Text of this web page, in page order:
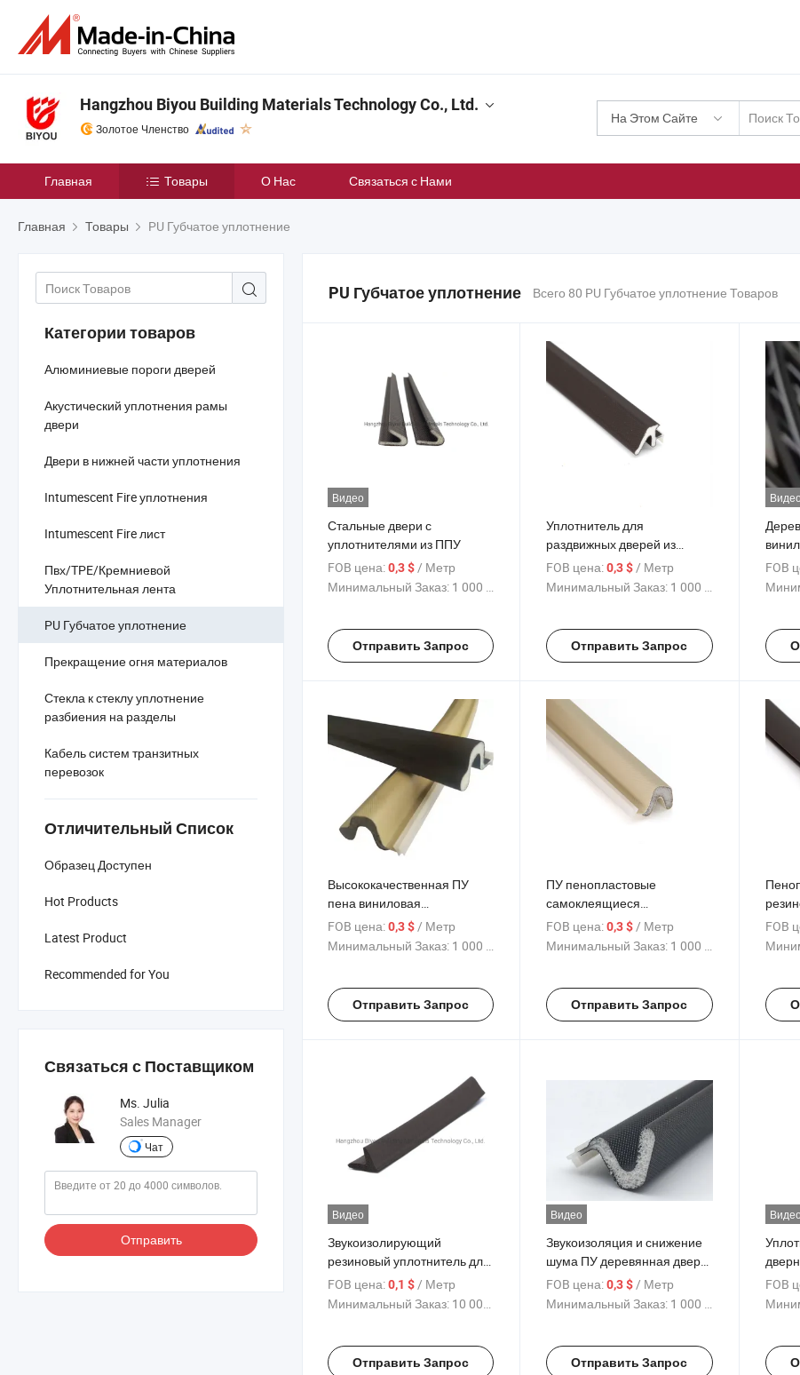
На Этом Сайте
Hangzhou Biyou Building Materials Technology Co., Ltd.
Золотое Членство
Главная Товары О Нас Связаться с Нами
Главная Товары PU Губчатое уплотнение
Категории товаров
Алюминиевые пороги дверей
Акустический уплотнения рамы
двери
Двери в нижней части уплотнения
Intumescent Fire уплотнения
Intumescent Fire лист
Пвх/TPE/Кремниевой
Уплотнительная лента
PU Губчатое уплотнение
Прекращение огня материалов
Стекла к стеклу уплотнение
разбиения на разделы
Кабель систем транзитных
перевозок
Отличительный Список
Образец Доступен
Hot Products
Latest Product
Recommended for You
Связаться с Поставщиком
Ms. Julia
Sales Manager
Чат
Отправить
PU Губчатое уплотнение Всего 80 PU Губчатое уплотнение Товаров
Видео
Стальные двери с
уплотнителями из ППУ
FOB цена:0,3 $/ Метр
Минимальный Заказ: 1 000 Метр
Отправить Запрос
Уплотнитель для
раздвижных дверей из
алюминиевого сплава,
уплотнитель для
FOB цена: 0,3 $/ Метр
Минимальный Заказ: 1 000 Метр
Отправить Запрос
Видео
лента
FOB
Высококачественная ПУ
пена виниловая
уплотнительная лента для
дверей
FOB цена:0,3 $ / Метр
Минимальный Заказ: 1 000 Метр
Отправить Запрос
ПУ пенопластовые
самоклеящиеся
алюминиевые деревянные
дверные и оконные
герметизация от погодных
условий
FOB цена: 0,3 $ / Метр
Минимальный Заказ: 1 000 Метр
Отправить Запрос
FOB
Видео
Звукоизолирующий
резиновый уплотнитель для
предотвращения
столкновений
FOB цена:0,1 $ / Метр
Минимальный Заказ: 10 000 Метр
Отправить Запрос
Видео
Звукоизоляция и снижение
шума ПУ деревянная дверь
уплотнительная лента для
герметизации
FOB цена: 0,3 $ / Метр
Минимальный Заказ: 1 000 Метр
Отправить Запрос
Видео
FOB